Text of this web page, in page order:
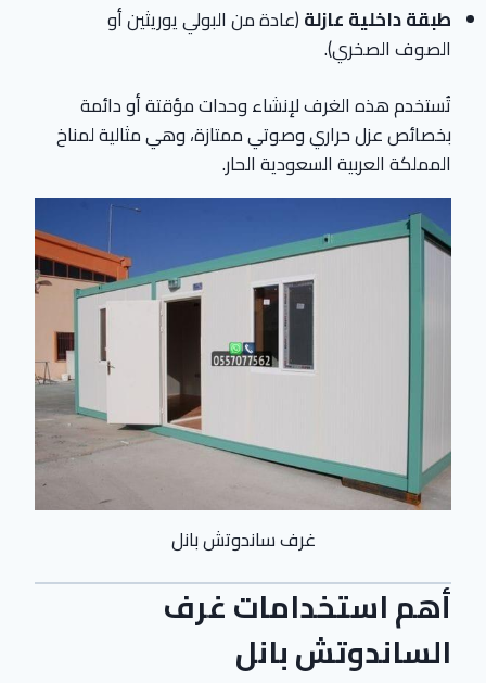
طبقة داخلية عازلة(عادة من البولي يوريثين أو
الصوف الصخري).
تُستخدم هذه الغرف لإنشاء وحدات مؤقتة أو دائمة
بخصائص عزل حراري وصوتي ممتازة، وهي مثالية لمناخ
المملكة العربية السعودية الحار.
غرف ساندوتش بانل
أهم استخدامات غرف
الساندوتش بانل